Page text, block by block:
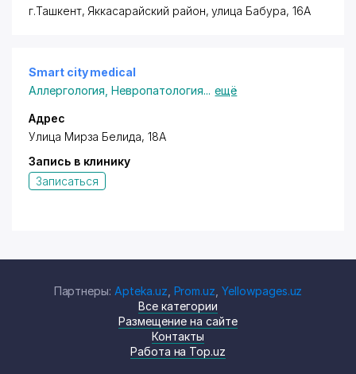
г.Ташкент, Яккасарайский район, улица Бабура, 16А
Smart city medical
Аллергология ,Невропатология... ещё
Адрес
Улица Мирза Белида, 18А
Запись в клинику
Записаться
Партнеры: Apteka.uz Prom.uz ,Yellowpages.uz
Все категории
Размещение на сайте
Контакты
Работа на Top.uz